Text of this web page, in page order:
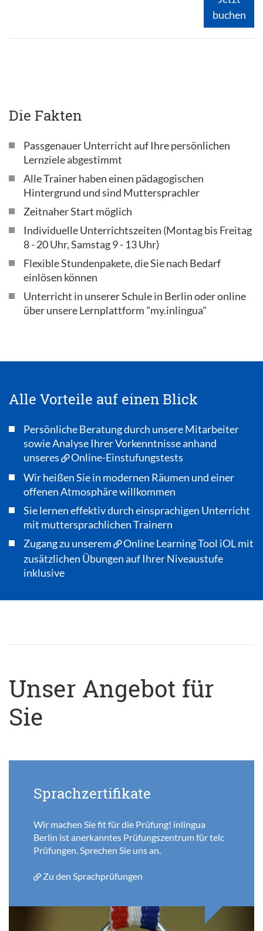
buchen
Die Fakten
Passgenauer Unterricht auf Ihre persönlichen
Lernziele abgestimmt
Alle Trainer haben einen pädagogischen
Hintergrund und sind Muttersprachler
Zeitnaher Start möglich
Individuelle Unterrichtszeiten (Montag bis Freitag
8 - 20 Uhr, Samstag 9 - 13 Uhr)
Flexible Stundenpakete, die Sie nach Bedarf
einlösen können
Unterricht in unserer Schule in Berlin oder online
über unsere Lernplattform "my.inlingua"
Alle Vorteile auf einen Blick
Persönliche Beratung durch unsere Mitarbeiter
sowie Analyse Ihrer Vorkenntnisse anhand
unseres
Online-Einstufungstests
Wir heißen Sie in modernen Räumen und einer
offenen Atmosphäre willkommen
Sie lernen effektiv durch einsprachigen Unterricht
mit muttersprachlichen Trainern
Zugang zu unserem
Online Learning Tool iOLmit
zusätzlichen Übungen auf Ihrer Niveaustufe
inklusive
Unser Angebot für
Sie
Sprachzertifikate
Wir machen Sie fit für die Prüfung! inlingua
Berlin ist anerkanntes Prüfungszentrum für telc
Prüfungen. Sprechen Sie uns an.
Zu den Sprachprüfungen